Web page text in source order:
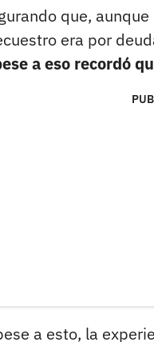
que,
era por
a eso recordó
a esto, la